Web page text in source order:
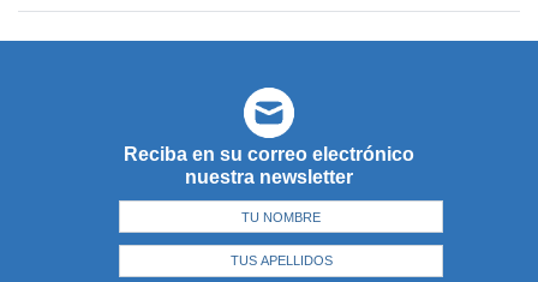
Reciba en su correo electrónico
nuestra newsletter